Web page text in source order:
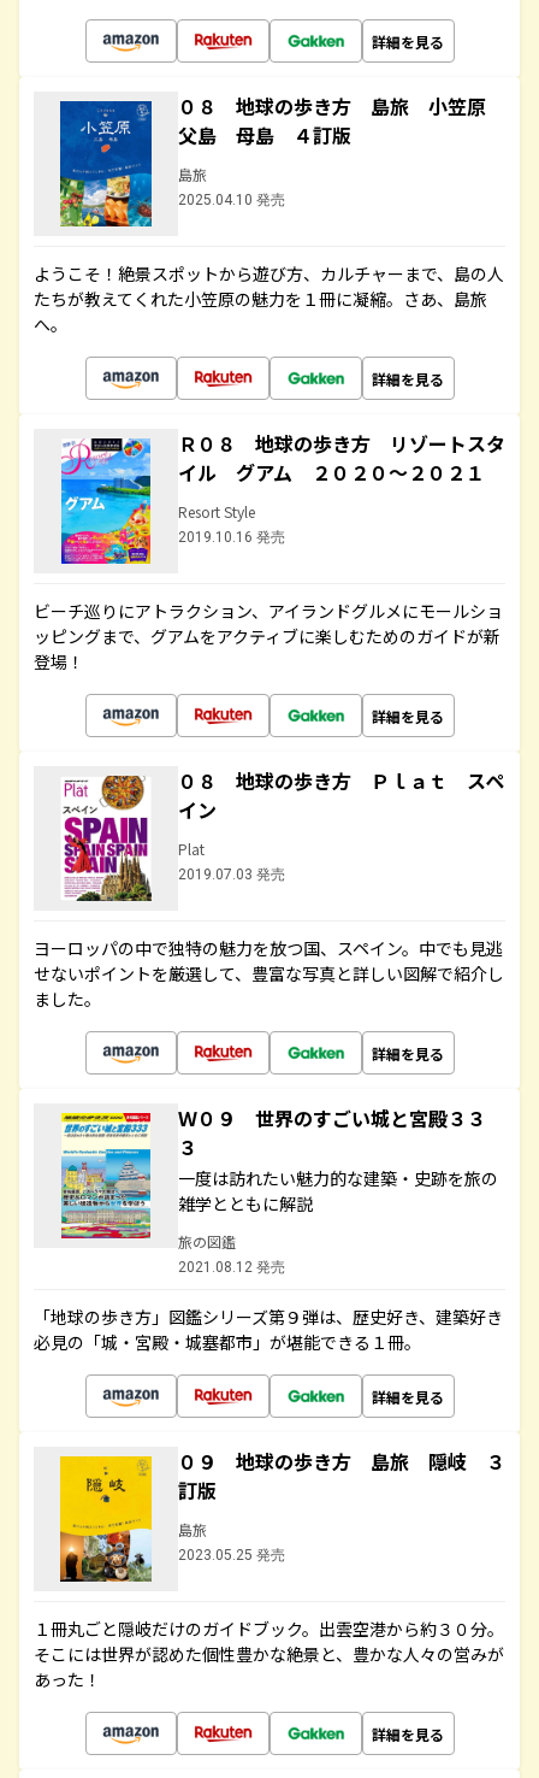
詳細を見る
０８ 地球の歩き方 島旅 小笠原
父島 母島 ４訂版
島旅
2025.04.10 発売
ようこそ！絶景スポットから遊び方、カルチャーまで、島の人
たちが教えてくれた小笠原の魅力を１冊に凝縮。さあ、島旅
へ。
詳細を見る
Ｒ０８ 地球の歩き方 リゾートスタ
イル グアム ２０２０～２０２１
Resort Style
2019.10.16 発売
ビーチ巡りにアトラクション、アイランドグルメにモールショ
ッピングまで、グアムをアクティブに楽しむためのガイドが新
登場！
詳細を見る
０８ 地球の歩き方 Ｐｌａｔ スペ
イン
Plat
2019.07.03 発売
ヨーロッパの中で独特の魅力を放つ国、スペイン。中でも見逃
せないポイントを厳選して、豊富な写真と詳しい図解で紹介し
ました。
詳細を見る
Ｗ０９ 世界のすごい城と宮殿３３
３
一度は訪れたい魅力的な建築・史跡を旅の
雑学とともに解説
旅の図鑑
2021.08.12 発売
「地球の歩き方」図鑑シリーズ第９弾は、歴史好き、建築好き
必見の「城・宮殿・城塞都市」が堪能できる１冊。
詳細を見る
０９ 地球の歩き方 島旅 隠岐 ３
訂版
島旅
2023.05.25 発売
１冊丸ごと隠岐だけのガイドブック。出雲空港から約３０分。
そこには世界が認めた個性豊かな絶景と、豊かな人々の営みが
あった！
詳細を見る